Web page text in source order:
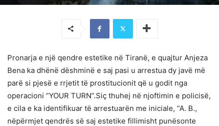
Pronarja e një qendre estetike në Tiranë, e quajtur Anjeza
Bena ka dhënë dëshminë e saj pasi u arrestua dy javë më
parë si pjesë e rrjetit të prostitucionit që u godit nga
operacioni “YOUR TURN”.Siç thuhej në njoftimin e policisë,
e cila e ka identifikuar të arrestuarën me iniciale, “A. B.,
nëpërmjet qendrës së saj estetike fillimisht punësonte